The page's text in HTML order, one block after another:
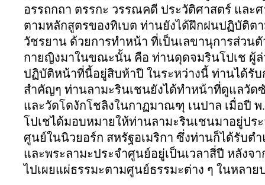
อรรถกถา ตรรกะ วรรณคดี ประวัติศาสตร์ และ
ตามหลักสูตรของทิเบต ท่านยังได้ฝึกฝนปฏิบัติต
วัชรยาน ด้วยการทำหน้า ที่เป็นเลขานุการส่วน
กายญิงมาในขณะนั้น คือ ท่านดุดจมรินโปเช ผู้ล่
ปฏิบัติหน้าที่นี้อยู่สิบห้าปี ในระหว่างนี้ ท่านได้รั
สำคัญๆ ท่านลามะรินเชนยังได้ทำหน้าที่ดูแลวัด
และวัดโดงักโชลิงในกาฏมาณฑุ เนปาล เมื่อปี
โปเชได้มอบหมายให้ท่านลามะรินเชนมาอยู่ปร
ศูนย์ในนิวยอร์ก สหรัฐอเมริกา ซึ่งท่านก็ได้รับต
และพระลามะประจำศูนย์อยู่เป็นเวลาสี่ปี หลังจ
ไปเผยแผ่ธรรมะตามศูนย์ธรรมะต่าง ๆ ในหลาย